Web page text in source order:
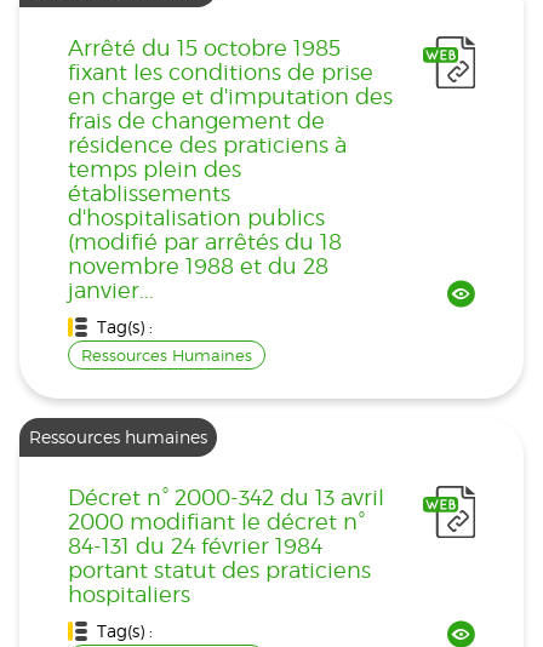
Arrêté du 15 octobre 1985
fixant les conditions de prise
en charge et d'imputation des
frais de changement de
résidence des praticiens à
temps plein des
établissements
d'hospitalisation publics
(modifié par arrêtés du 18
novembre 1988 et du 28
janvier...
Tag(s) :
Ressources Humaines
Ressources humaines
Décret n° 2000-342 du 13 avril
2000 modifiant le décret n°
84-131 du 24 février 1984
portant statut des praticiens
hospitaliers
Tag(s) :